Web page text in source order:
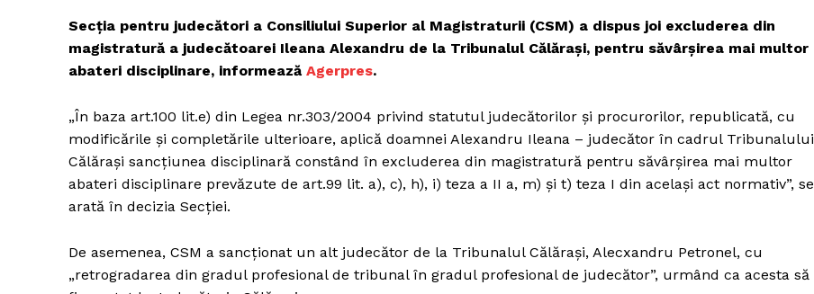
Secţia pentru judecători a Consiliului Superior al Magistraturii (CSM) a dispus joi excluderea din
magistratură a judecătoarei Ileana Alexandru de la Tribunalul Călăraşi, pentru săvârşirea mai multor
abateri disciplinare, informează Agerpres.
„În baza art.100 lit.e) din Legea nr.303/2004 privind statutul judecătorilor şi procurorilor, republicată, cu
modificările şi completările ulterioare, aplică doamnei Alexandru Ileana – judecător în cadrul Tribunalului
Călăraşi sancţiunea disciplinară constând în excluderea din magistratură pentru săvârşirea mai multor
abateri disciplinare prevăzute de art.99 lit. a), c), h), i) teza a II a, m) şi t) teza I din acelaşi act normativ”, se
arată în decizia Secţiei.
De asemenea, CSM a sancţionat un alt judecător de la Tribunalul Călăraşi, Alecxandru Petronel, cu
„retrogradarea din gradul profesional de tribunal în gradul profesional de judecător”, urmând ca acesta să